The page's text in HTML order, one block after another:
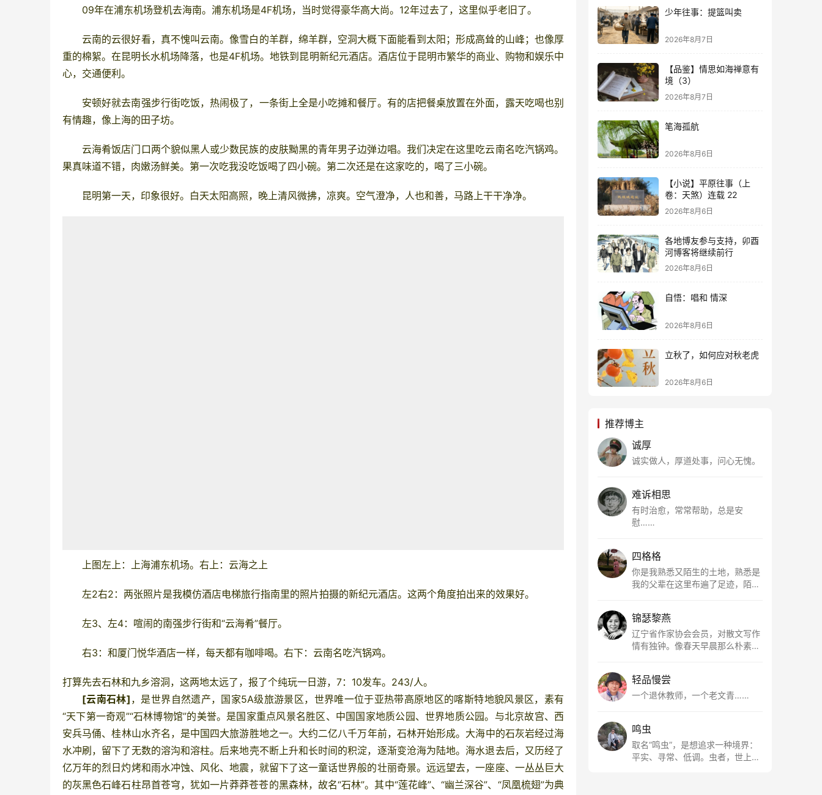
09年在浦东机场登机去海南。浦东机场是4F机场，当时觉得豪华高大尚。12年过去了，这里似乎老旧了。
云南的云很好看，真不愧叫云南。像雪白的羊群，绵羊群，空洞大概下面能看到太阳；形成高耸的山峰；也像厚
重的棉絮。在昆明长水机场降落，也是4F机场。地铁到昆明新纪元酒店。酒店位于昆明市繁华的商业、购物和娱乐中
心，交通便利。
安顿好就去南强步行街吃饭，热闹极了，一条街上全是小吃摊和餐厅。有的店把餐桌放置在外面，露天吃喝也别
有情趣，像 上海的田子坊。
云海肴饭店门口两个貌似黑人或少数民族的皮肤黝黑的青年男子边弹边唱。我们决定在这里吃云南名吃汽锅鸡。
果真味道不错，肉嫩汤鲜美。 第一次吃我没吃饭喝了四小碗。第二次还是在这家吃的，喝了三小碗。
昆明第一天，印象很好。白天太阳高照，晚上清风微拂，凉爽。空气澄净，人也和善，马路上干干净净。
上图左上：上海浦东机场。右上：云海之上
左2右2：两张照片是我模仿酒店电梯旅行指南里的照片拍摄的新纪元酒店。这两个角度拍出来的效果好。
左3、 左4：喧闹的南强步行街和“云海肴”餐厅。
右3：和厦门悦华酒店一样，每天都有咖啡喝。 右下：云南名吃汽锅鸡。
打算先去石林和九乡溶洞， 这两地太远了，报了个纯玩一日游，7：10发车。243/人。
[云南石林] ，是世界自然遗产，国家5A级旅游景区，世界唯一位于亚热带高原地区的喀斯特地貌风景区，素有
“天下第一奇观”“石林博物馆”的美誉。是国家重点风景名胜区、 中国 国家地质公园、世界地质公园。与北京故宫、 西
安兵马俑、桂林山水齐名，是中国四大旅游胜地之一。 大约二亿八千万年前， 石林开始形成。大海中的石灰岩经过海
水冲刷，留下了无数的溶沟和溶柱。后来地壳不断上升和长时间的积淀，逐渐变沧海为陆地。海水退去后，又历经了
亿万年的烈日灼烤和雨水冲蚀、风化、地震，就留下了这一童话世界般的壮丽奇景。远远望去，一座座、一丛丛巨大
的灰黑色石峰石柱昂首苍穹，犹如一片莽莽苍苍的黑森林，故名“石林”。其中“莲花峰”、“幽兰深谷”、“凤凰梳翅”为典
少年往事：提篮叫卖
2026年8月7日
【品鉴】情思如海禅意有
境（3）
2026年8月7日
笔海孤航
2026年8月6日
【小说】平原往事（上
卷：天煞）连载 22
2026年8月6日
各地博友参与支持，卯酉
河博客将继续前行
2026年8月6日
自悟：唱和 情深
2026年8月6日
立秋了，如何应对秋老虎
2026年8月6日
推荐博主
诚厚
诚实做人，厚道处事，问心无愧。
难诉相思
有时治愈，常常帮助，总是安
慰……
四格格
你是我熟悉又陌生的土地，熟悉是
我的父辈在这里布遍了足迹，陌生
根所在，我用文字慢慢认识你、慢
慢熟悉你。
锦瑟黎燕
辽宁省作家协会会员，对散文写作
情有独钟。像春天早晨那么朴素，
轻品慢尝
一个退休教师，一个老文青……
鸣虫
取名“鸣虫”，是想追求一种境界：
平实、寻常、低调。虫者，世上最